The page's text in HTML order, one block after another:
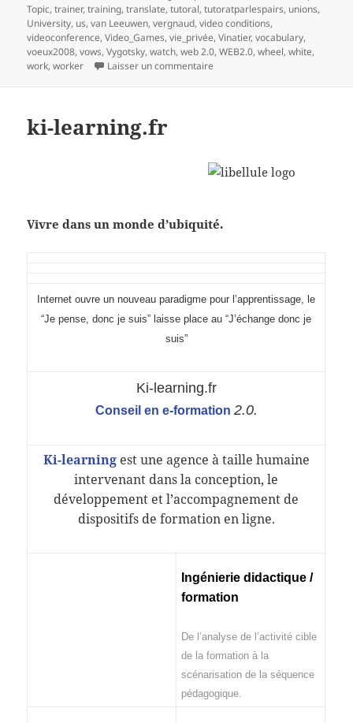
Topic,trainer,training,translate,tutoral,tutoratparlespairs, unions,
University, us,van Leeuwen,vergnaud,video conditions,
videoconference,Video_Games,vie_privée,Vinatier,vocabulary,
voeux2008,vows,Vygotsky,watch,web 2.0,WEB2.0,wheel,white,
work,worker Laisser un commentaire
ki-learning.fr
Vivre dans un monde d’ubiquité.
Internet ouvre un nouveau paradigme pour l’apprentissage, le
“Je pense, donc je suis” laisse place au “J’échange donc je
suis”
Ki-learning.fr
Conseil en e-formation 2.0.
Ki-learningest une agence à taille humaine
intervenant dans la conception, le
développement et l’accompagnement de
dispositifs de formation en ligne.
Ingénierie didactique /
formation
De l’analyse de l’activité cible
de la formation à la
scénarisation de la séquence
pédagogique.